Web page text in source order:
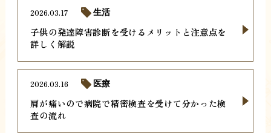
子供の発達障害診断を受けるメリットと注意点を
詳しく解説
2026.03.17 生活
肩が痛いので病院で精密検査を受けて分かった検
査の流れ
2026.03.16 医療